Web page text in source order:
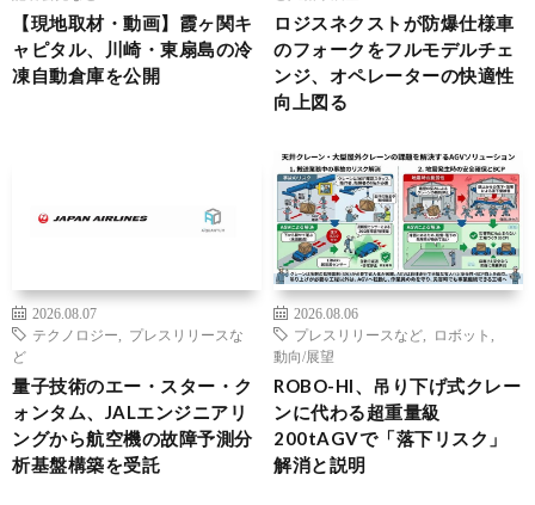
【現地取材・動画】霞ヶ関キ
ャピタル、川崎・東扇島の冷
凍自動倉庫を公開
ロジスネクストが防爆仕様車
のフォークをフルモデルチェ
ンジ、オペレーターの快適性
向上図る
2026.08.07
テクノロジー
プレスリリースな
ど
量子技術のエー・スター・ク
ォンタム、JALエンジニアリ
ングから航空機の故障予測分
析基盤構築を受託
2026.08.06
プレスリリースなど
ロボット
動向/展望
ROBO-HI、吊り下げ式クレー
ンに代わる超重量級
200tAGVで「落下リスク」
解消と説明